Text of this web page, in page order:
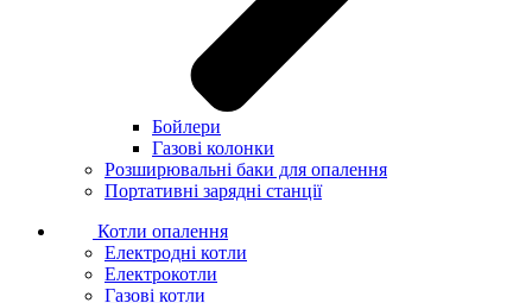
Бойлери
Газові колонки
Розширювальні баки для опалення
Портативні зарядні станції
Котли опалення
Електродні котли
Електрокотли
Газові котли